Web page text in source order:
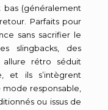
bas (généralement
Parfaits pour
sans sacrifier le
slingbacks, des
allure rétro séduit
et ils s’intègrent
responsable,
ou issus de